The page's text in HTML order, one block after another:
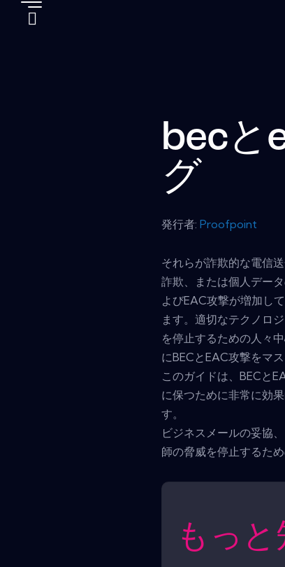
becと
グ
発行者:Proofpoint
それらが詐欺的な電信
詐欺、または個人デー
よびEAC攻撃が増加し
ます。適切なテクノロ
を停止するための人々
にBECとEAC攻撃をマ
このガイドは、BECと
に保つために非常に効
す。
ビジネスメールの妥協
師の脅威を停止するた
もっと